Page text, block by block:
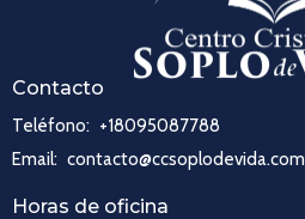
Contacto
Teléfono: +18095087788
Email: contacto@ccsoplodevida.com
Horas de oficina